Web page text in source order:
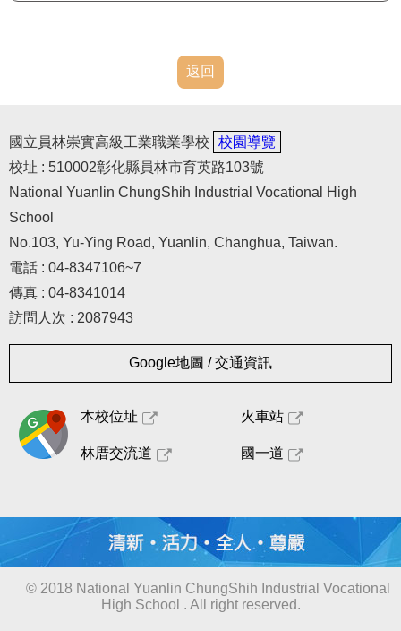
返回
國立員林崇實高級工業職業學校
校園導覽
校址 : 510002彰化縣員林市育英路103號
National Yuanlin ChungShih Industrial Vocational High
School
No.103, Yu-Ying Road, Yuanlin, Changhua, Taiwan.
電話 : 04-8347106~7
傳真 : 04-8341014
訪問人次 : 2087943
Google地圖 / 交通資訊
本校位址 火車站
林厝交流道 國一道
© 2018 National Yuanlin ChungShih Industrial Vocational
High School . All right reserved.